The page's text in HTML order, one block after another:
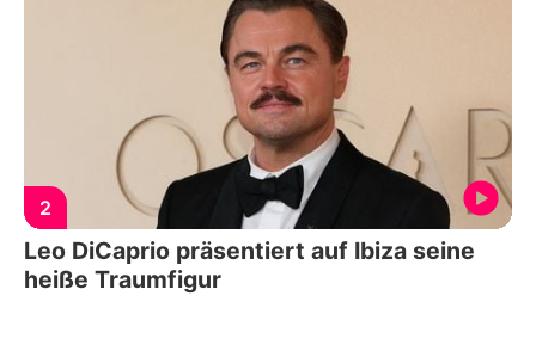
2
Leo DiCaprio präsentiert auf Ibiza seine
heiße Traumfigur